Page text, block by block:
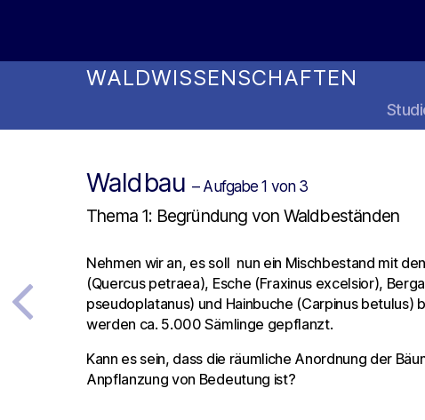
WALDWISSENSCHAFTEN
Waldbau– Aufgabe 1 von 3
Thema 1: Begründung von Waldbeständen
Nehmen wir an, es soll nun ein Mischbestand mit
(Quercus petraea), Esche (Fraxinus excelsior),
pseudoplatanus) und Hainbuche (Carpinus betulus)
werden ca. 5.000 Sämlinge gepflanzt.
Kann es sein, dass die räumliche Anordnung der
Anpflanzung von Bedeutung ist?